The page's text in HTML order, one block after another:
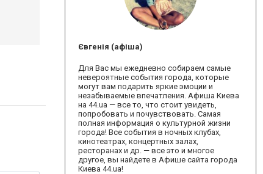
Євгенія (афіша)
Для Вас мы ежедневно собираем самые
невероятные события города, которые
могут вам подарить яркие эмоции и
незабываемые впечатления. Афиша Киева
на 44.ua — все то, что стоит увидеть,
попробовать и почувствовать. Самая
полная информация о культурной жизни
города! Все события в ночных клубах,
кинотеатрах, концертных залах,
ресторанах и др. — все это и многое
другое, вы найдете в Афише сайта города
Киева 44.ua!